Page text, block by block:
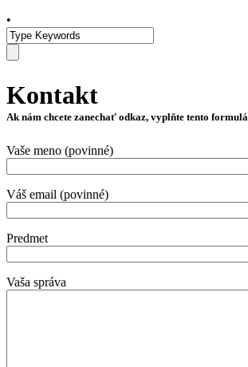
•
Kontakt
Ak nám chcete zanechať odkaz, vyplňte tento
Vaše meno (povinné)
Váš email (povinné)
Predmet
Vaša správa